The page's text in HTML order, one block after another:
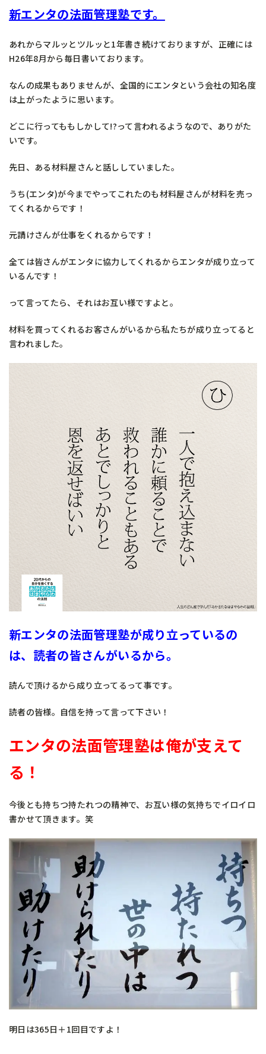
新エンタの法面管理塾です。
あれからマルッとツルッと1年書き続けておりますが、正確には
H26年8月から毎日書いております。
なんの成果もありませんが、全国的にエンタという会社の知名度
は上がったように思います。
どこに行ってももしかして!?って言われるようなので、ありがた
いです。
先日、ある材料屋さんと話ししていました。
うち(エンタ)が今までやってこれたのも材料屋さんが材料を売っ
てくれるからです！
元請けさんが仕事をくれるからです！
全ては皆さんがエンタに協力してくれるからエンタが成り立って
いるんです！
って言ってたら、それはお互い様ですよと。
材料を買ってくれるお客さんがいるから私たちが成り立ってると
言われました。
新エンタの法面管理塾が成り立っているの
は、読者の皆さんがいるから。
読んで頂けるから成り立ってるって事です。
読者の皆様。自信を持って言って下さい！
エンタの法面管理塾は俺が支えて
る！
今後とも持ちつ持たれつの精神で、お互い様の気持ちでイロイロ
書かせて頂きます。笑
明日は365日＋1回目ですよ！